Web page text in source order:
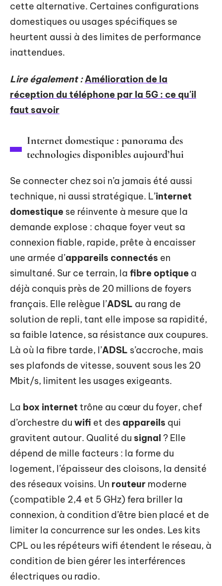
cette alternative. Certaines configurations
domestiques ou usages spécifiques se
heurtent aussi à des limites de performance
inattendues.
Lire également : Amélioration de la
réception du téléphone par la 5G : ce qu'il
faut savoir
Internet domestique : panorama des
technologies disponibles aujourd’hui
Se connecter chez soi n’a jamais été aussi
technique, ni aussi stratégique. L’internet
domestique se réinvente à mesure que la
demande explose : chaque foyer veut sa
connexion fiable, rapide, prête à encaisser
une armée d’appareils connectés en
simultané. Sur ce terrain, la fibre optique a
déjà conquis près de 20 millions de foyers
français. Elle relègue l’ADSL au rang de
solution de repli, tant elle impose sa rapidité,
sa faible latence, sa résistance aux coupures.
Là où la fibre tarde, l’ADSL s’accroche, mais
ses plafonds de vitesse, souvent sous les 20
Mbit/s, limitent les usages exigeants.
La box internettrône au cœur du foyer, chef
d’orchestre du wifi et des appareils qui
gravitent autour. Qualité du signal ? Elle
dépend de mille facteurs : la forme du
logement, l’épaisseur des cloisons, la densité
des réseaux voisins. Un routeur moderne
(compatible 2,4 et 5 GHz) fera briller la
connexion, à condition d’être bien placé et de
limiter la concurrence sur les ondes. Les kits
CPL ou les répéteurs wifi étendent le réseau, à
condition de bien gérer les interférences
électriques ou radio.